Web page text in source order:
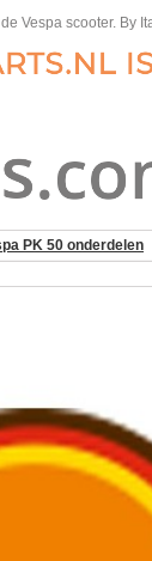
Vespa scooter. By
PK 50 onderdelen